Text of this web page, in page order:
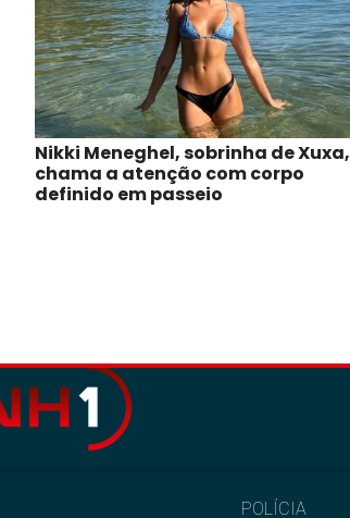
Nikki Meneghel, sobrinha de Xuxa,
chama a atenção com corpo
definido em passeio
POLÍCIA